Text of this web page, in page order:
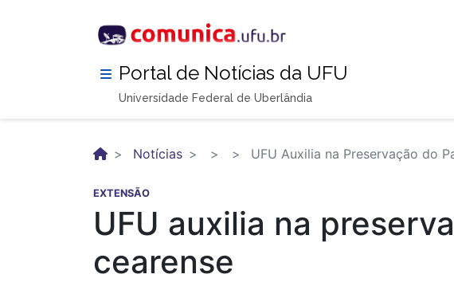
Portal de Notícias da UFU
Universidade Federal de Uberlândia
Notícias UFU Auxilia na Preservação do
EXTENSÃO
UFU auxilia na
cearense